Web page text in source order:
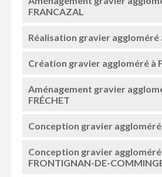
FRANCAZAL
Réalisation gravier aggloméré
Création gravier aggloméré à
Aménagement gravier
FRÉCHET
Conception gravier aggloméré
Conception gravier aggloméré
FRONTIGNAN-DE-